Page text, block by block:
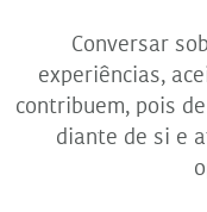
Conversar
experiências,
contribuem, pois
diante de si e